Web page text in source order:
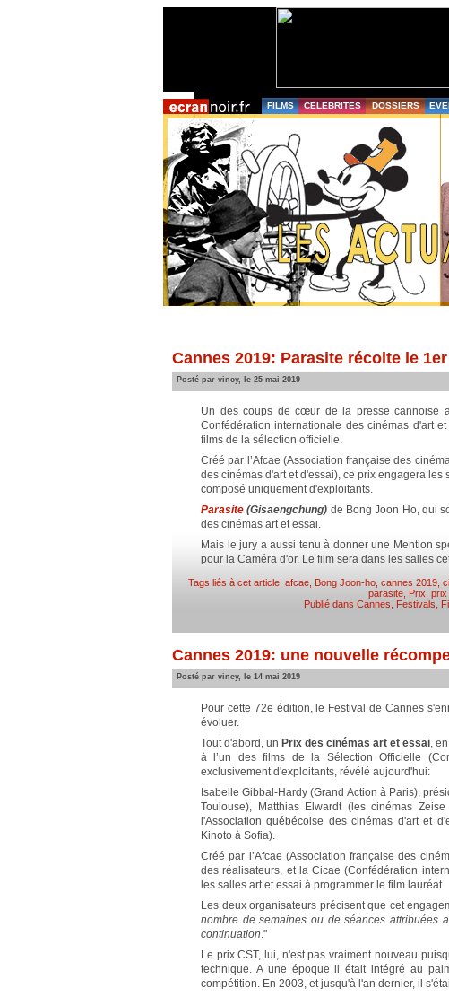
FILMS CELEBRITES DOSSIERS
Cannes 2019: Parasite récolte le
Posté par vincy, le 25 mai 2019
Un des coups de cœur de la presse cannoise
Confédération internationale des cinémas d'art
films de la sélection officielle.
Créé par l’Afcae (Association française des
des cinémas d'art et d'essai), ce prix engagera
composé uniquement d'exploitants.
Parasite (Gisaengchung) de Bong Joon Ho, qui
des cinémas art et essai.
Mais le jury a aussi tenu à donner une Mention
pour la Caméra d'or. Le film sera dans les salles
Tags liés à cet article: afcae Bong Joon-ho cannes 2019
parasite, Prix prix
Publié dans Cannes Festivals
Cannes 2019: une nouvelle
Posté par vincy, le 14 mai 2019
Pour cette 72e édition, le Festival de Cannes
évoluer.
Tout d'abord, un Prix des cinémas art et essai,
à l’un des films de la Sélection Officielle
exclusivement d'exploitants, révélé aujourd'hui:
Isabelle Gibbal-Hardy (Grand Action à Paris),
Toulouse), Matthias Elwardt (les cinémas
l'Association québécoise des cinémas d'art et
Kinoto à Sofia).
Créé par l’Afcae (Association française des
des réalisateurs, et la Cicae (Confédération
les salles art et essai à programmer le film lauréat.
Les deux organisateurs précisent que cet
nombre de semaines ou de séances attribuées
continuation."
Le prix CST, lui, n'est pas vraiment nouveau
technique. A une époque il était intégré au
compétition. En 2003, et jusqu'à l'an dernier, il